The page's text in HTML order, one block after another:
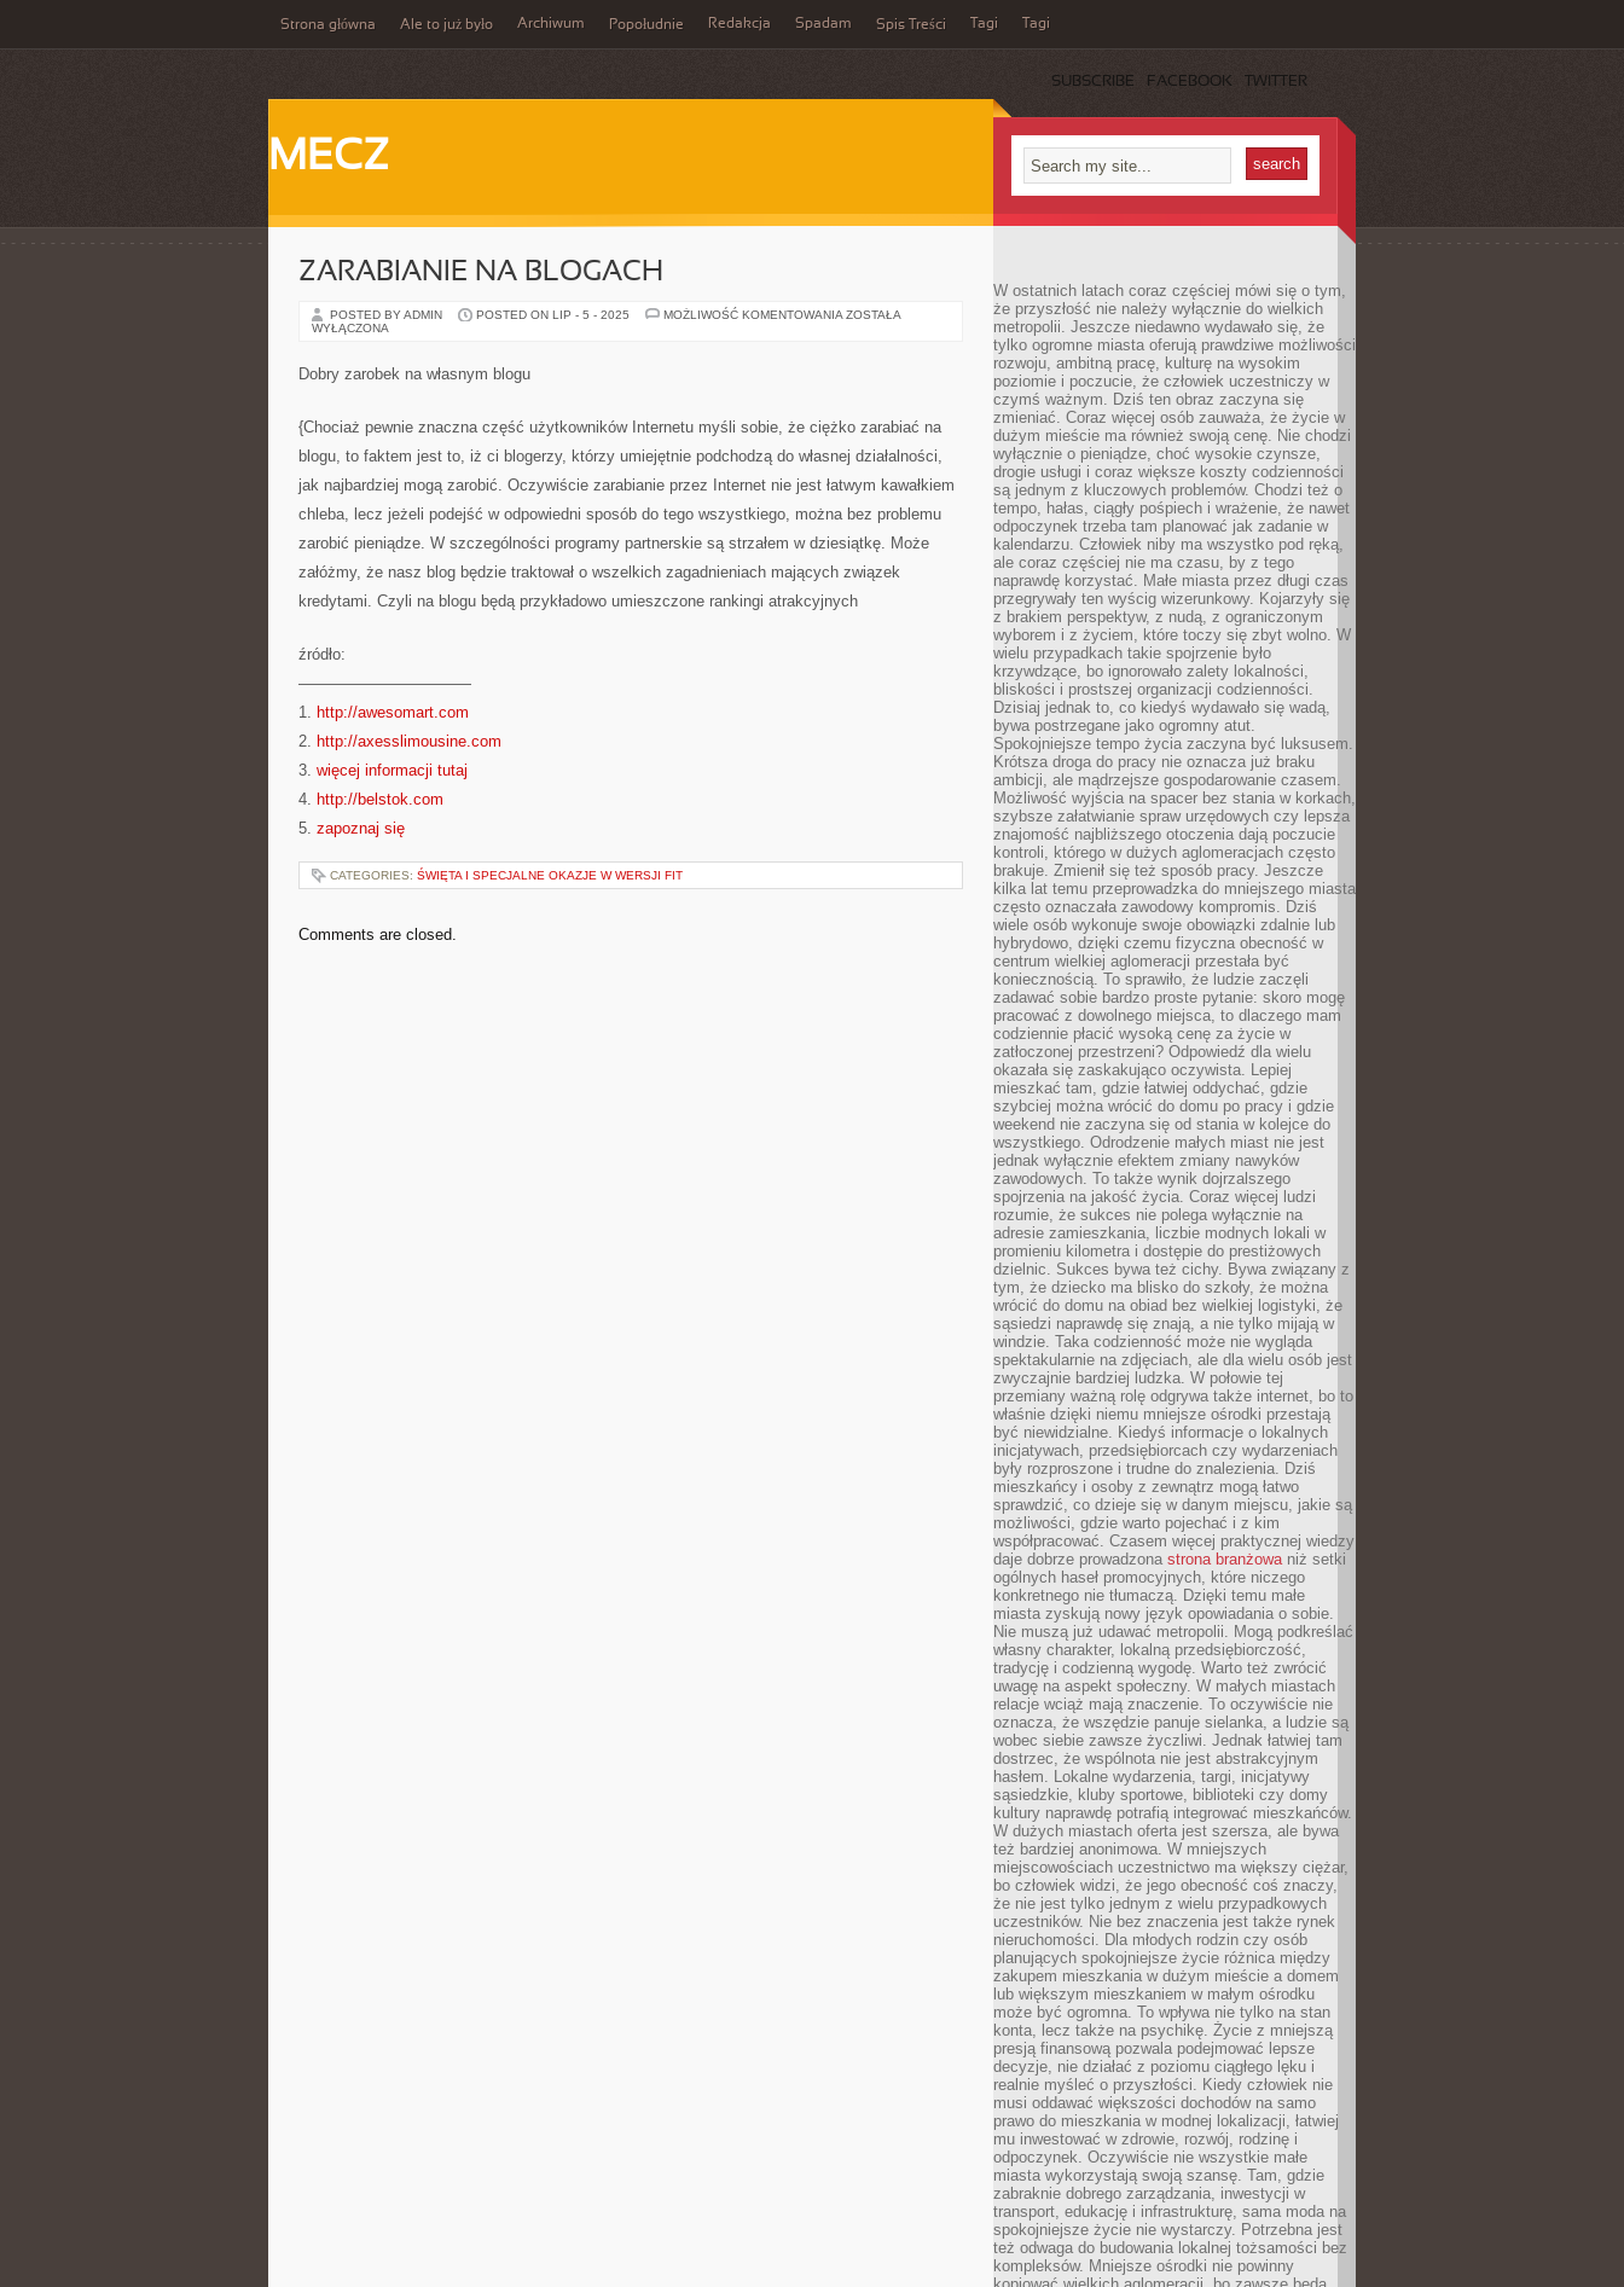
Strona główna Ale to już było Archiwum Popołudnie Redakcja Spadam Spis Treści Tagi Tagi
SUBSCRIBE FACEBOOK TWITTER
MECZ
ZARABIANIE NA BLOGACH
POSTED BY ADMIN POSTED ON LIP - 5 - 2025 MOŻLIWOŚĆ KOMENTOWANIA ZARABIANIE
ZOSTAŁA
WYŁĄCZONA
Dobry zarobek na własnym blogu
{Chociaż pewnie znaczna część użytkowników Internetu myśli sobie, że ciężko zarabiać na
blogu, to faktem jest to, iż ci blogerzy, którzy umiejętnie podchodzą do własnej działalności,
jak najbardziej mogą zarobić. Oczywiście zarabianie przez Internet nie jest łatwym kawałkiem
chleba, lecz jeżeli podejść w odpowiedni sposób do tego wszystkiego, można bez problemu
zarobić pieniądze. W szczególności programy partnerskie są strzałem w dziesiątkę. Może
załóżmy, że nasz blog będzie traktował o wszelkich zagadnieniach mających związek
kredytami. Czyli na blogu będą przykładowo umieszczone rankingi atrakcyjnych
źródło:
———————————
1. http://awesomart.com
2. http://axesslimousine.com
3. więcej informacji tutaj
4. http://belstok.com
5. zapoznaj się
CATEGORIES: ŚWIĘTA I SPECJALNE OKAZJE W WERSJI FIT
Comments are closed.
W ostatnich latach coraz częściej mówi się o tym,
że przyszłość nie należy wyłącznie do wielkich
metropolii. Jeszcze niedawno wydawało się, że
tylko ogromne miasta oferują prawdziwe możliwości
rozwoju, ambitną pracę, kulturę na wysokim
poziomie i poczucie, że człowiek uczestniczy w
czymś ważnym. Dziś ten obraz zaczyna się
zmieniać. Coraz więcej osób zauważa, że życie w
dużym mieście ma również swoją cenę. Nie chodzi
wyłącznie o pieniądze, choć wysokie czynsze,
drogie usługi i coraz większe koszty codzienności
są jednym z kluczowych problemów. Chodzi też o
tempo, hałas, ciągły pośpiech i wrażenie, że nawet
odpoczynek trzeba tam planować jak zadanie w
kalendarzu. Człowiek niby ma wszystko pod ręką,
ale coraz częściej nie ma czasu, by z tego
naprawdę korzystać. Małe miasta przez długi czas
przegrywały ten wyścig wizerunkowy. Kojarzyły się
z brakiem perspektyw, z nudą, z ograniczonym
wyborem i z życiem, które toczy się zbyt wolno. W
wielu przypadkach takie spojrzenie było
krzywdzące, bo ignorowało zalety lokalności,
bliskości i prostszej organizacji codzienności.
Dzisiaj jednak to, co kiedyś wydawało się wadą,
bywa postrzegane jako ogromny atut.
Spokojniejsze tempo życia zaczyna być luksusem.
Krótsza droga do pracy nie oznacza już braku
ambicji, ale mądrzejsze gospodarowanie czasem.
Możliwość wyjścia na spacer bez stania w korkach,
szybsze załatwianie spraw urzędowych czy lepsza
znajomość najbliższego otoczenia dają poczucie
kontroli, którego w dużych aglomeracjach często
brakuje. Zmienił się też sposób pracy. Jeszcze
kilka lat temu przeprowadzka do mniejszego miasta
często oznaczała zawodowy kompromis. Dziś
wiele osób wykonuje swoje obowiązki zdalnie lub
hybrydowo, dzięki czemu fizyczna obecność w
centrum wielkiej aglomeracji przestała być
koniecznością. To sprawiło, że ludzie zaczęli
zadawać sobie bardzo proste pytanie: skoro mogę
pracować z dowolnego miejsca, to dlaczego mam
codziennie płacić wysoką cenę za życie w
zatłoczonej przestrzeni? Odpowiedź dla wielu
okazała się zaskakująco oczywista. Lepiej
mieszkać tam, gdzie łatwiej oddychać, gdzie
szybciej można wrócić do domu po pracy i gdzie
weekend nie zaczyna się od stania w kolejce do
wszystkiego. Odrodzenie małych miast nie jest
jednak wyłącznie efektem zmiany nawyków
zawodowych. To także wynik dojrzalszego
spojrzenia na jakość życia. Coraz więcej ludzi
rozumie, że sukces nie polega wyłącznie na
adresie zamieszkania, liczbie modnych lokali w
promieniu kilometra i dostępie do prestiżowych
dzielnic. Sukces bywa też cichy. Bywa związany z
tym, że dziecko ma blisko do szkoły, że można
wrócić do domu na obiad bez wielkiej logistyki, że
sąsiedzi naprawdę się znają, a nie tylko mijają w
windzie. Taka codzienność może nie wygląda
spektakularnie na zdjęciach, ale dla wielu osób jest
zwyczajnie bardziej ludzka. W połowie tej
przemiany ważną rolę odgrywa także internet, bo to
właśnie dzięki niemu mniejsze ośrodki przestają
być niewidzialne. Kiedyś informacje o lokalnych
inicjatywach, przedsiębiorcach czy wydarzeniach
były rozproszone i trudne do znalezienia. Dziś
mieszkańcy i osoby z zewnątrz mogą łatwo
sprawdzić, co dzieje się w danym miejscu, jakie są
możliwości, gdzie warto pojechać i z kim
współpracować. Czasem więcej praktycznej wiedzy
daje dobrze prowadzona strona branżowaniż setki
ogólnych haseł promocyjnych, które niczego
konkretnego nie tłumaczą. Dzięki temu małe
miasta zyskują nowy język opowiadania o sobie.
Nie muszą już udawać metropolii. Mogą podkreślać
własny charakter, lokalną przedsiębiorczość,
tradycję i codzienną wygodę. Warto też zwrócić
uwagę na aspekt społeczny. W małych miastach
relacje wciąż mają znaczenie. To oczywiście nie
oznacza, że wszędzie panuje sielanka, a ludzie są
wobec siebie zawsze życzliwi. Jednak łatwiej tam
dostrzec, że wspólnota nie jest abstrakcyjnym
hasłem. Lokalne wydarzenia, targi, inicjatywy
sąsiedzkie, kluby sportowe, biblioteki czy domy
kultury naprawdę potrafią integrować mieszkańców.
W dużych miastach oferta jest szersza, ale bywa
też bardziej anonimowa. W mniejszych
miejscowościach uczestnictwo ma większy ciężar,
bo człowiek widzi, że jego obecność coś znaczy,
że nie jest tylko jednym z wielu przypadkowych
uczestników. Nie bez znaczenia jest także rynek
nieruchomości. Dla młodych rodzin czy osób
planujących spokojniejsze życie różnica między
zakupem mieszkania w dużym mieście a domem
lub większym mieszkaniem w małym ośrodku
może być ogromna. To wpływa nie tylko na stan
konta, lecz także na psychikę. Życie z mniejszą
presją finansową pozwala podejmować lepsze
decyzje, nie działać z poziomu ciągłego lęku i
realnie myśleć o przyszłości. Kiedy człowiek nie
musi oddawać większości dochodów na samo
prawo do mieszkania w modnej lokalizacji, łatwiej
mu inwestować w zdrowie, rozwój, rodzinę i
odpoczynek. Oczywiście nie wszystkie małe
miasta wykorzystają swoją szansę. Tam, gdzie
zabraknie dobrego zarządzania, inwestycji w
transport, edukację i infrastrukturę, sama moda na
spokojniejsze życie nie wystarczy. Potrzebna jest
też odwaga do budowania lokalnej tożsamości bez
kompleksów. Mniejsze ośrodki nie powinny